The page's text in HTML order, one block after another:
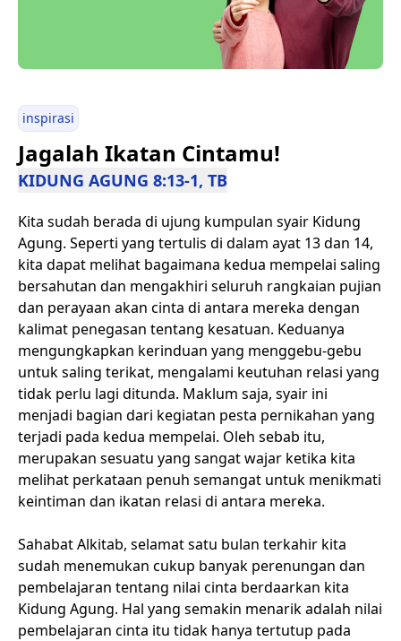
inspirasi
Jagalah Ikatan Cintamu!
KIDUNG AGUNG 8:13-1, TB
Kita sudah berada di ujung kumpulan syair Kidung
Agung. Seperti yang tertulis di dalam ayat 13 dan 14,
kita dapat melihat bagaimana kedua mempelai saling
bersahutan dan mengakhiri seluruh rangkaian pujian
dan perayaan akan cinta di antara mereka dengan
kalimat penegasan tentang kesatuan. Keduanya
mengungkapkan kerinduan yang menggebu-gebu
untuk saling terikat, mengalami keutuhan relasi yang
tidak perlu lagi ditunda. Maklum saja, syair ini
menjadi bagian dari kegiatan pesta pernikahan yang
terjadi pada kedua mempelai. Oleh sebab itu,
merupakan sesuatu yang sangat wajar ketika kita
melihat perkataan penuh semangat untuk menikmati
keintiman dan ikatan relasi di antara mereka.
Sahabat Alkitab, selamat satu bulan terkahir kita
sudah menemukan cukup banyak perenungan dan
pembelajaran tentang nilai cinta berdaarkan kita
Kidung Agung. Hal yang semakin menarik adalah nilai
pembelajaran cinta itu tidak hanya tertutup pada